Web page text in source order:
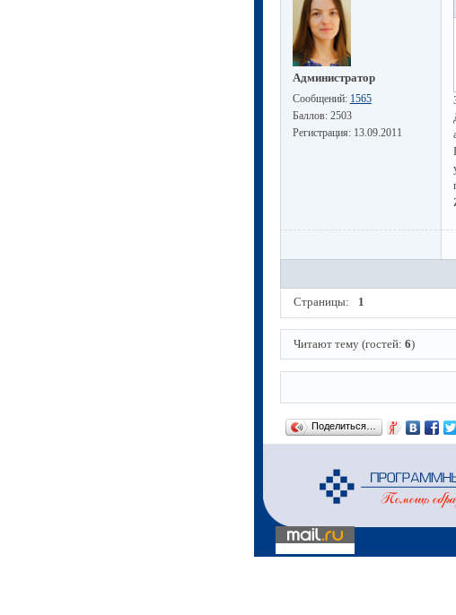
Администратор
Сообщений: 1565
Баллов: 2503
Регистрация: 13.09.2011
Страницы: 1
Читают тему (гостей:6)
Поделиться…